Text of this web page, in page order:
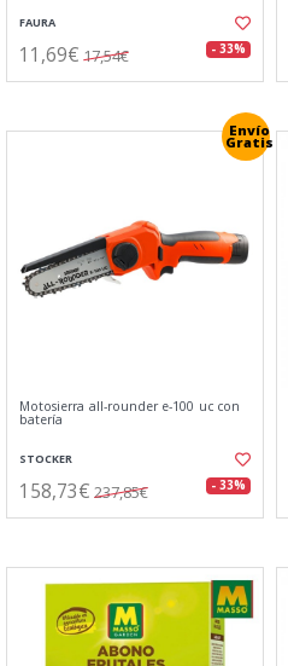
FAURA
11,69€ 17,54€ - 33%
Envío
Gratis
Motosierra all-rounder e-100 uc con
batería
STOCKER
158,73€ 237,85€ - 33%